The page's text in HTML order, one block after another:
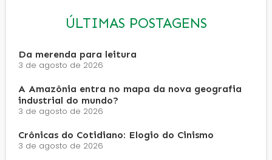
ÚLTIMAS POSTAGENS
Da merenda para leitura
3 de agosto de 2026
A Amazônia entra no mapa da nova geografia
industrial do mundo?
3 de agosto de 2026
Crônicas do Cotidiano: Elogio do Cinismo
3 de agosto de 2026